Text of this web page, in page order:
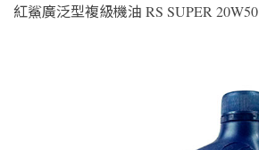
紅鯊廣泛型複級機油 RS SUPER 20W50